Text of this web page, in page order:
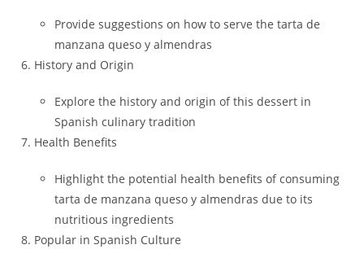
Provide suggestions on how to serve the tarta de
manzana queso y almendras
History and Origin
Explore the history and origin of this dessert in
Spanish culinary tradition
Health Benefits
Highlight the potential health benefits of consuming
tarta de manzana queso y almendras due to its
nutritious ingredients
Popular in Spanish Culture